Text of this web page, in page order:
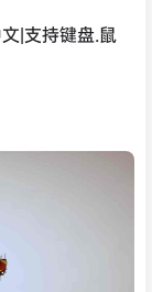
|支持键盘.鼠